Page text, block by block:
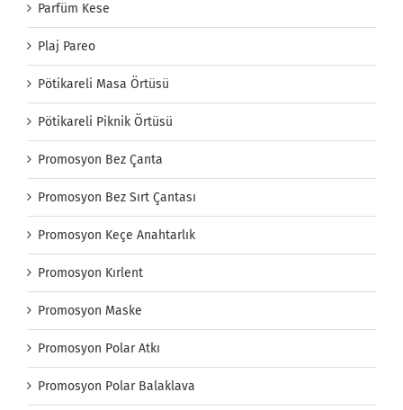
Parfüm Kese
Plaj Pareo
Pötikareli Masa Örtüsü
Pötikareli Piknik Örtüsü
Promosyon Bez Çanta
Promosyon Bez Sırt Çantası
Promosyon Keçe Anahtarlık
Promosyon Kırlent
Promosyon Maske
Promosyon Polar Atkı
Promosyon Polar Balaklava